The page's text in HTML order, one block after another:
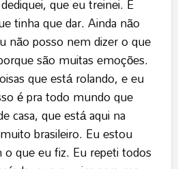
tinha que dar. Ainda não
não posso nem dizer o que
são muitas emoções.
que está rolando, e eu
é pra todo mundo que
casa, que está aqui na
brasileiro. Eu estou
que eu fiz. Eu repeti todos